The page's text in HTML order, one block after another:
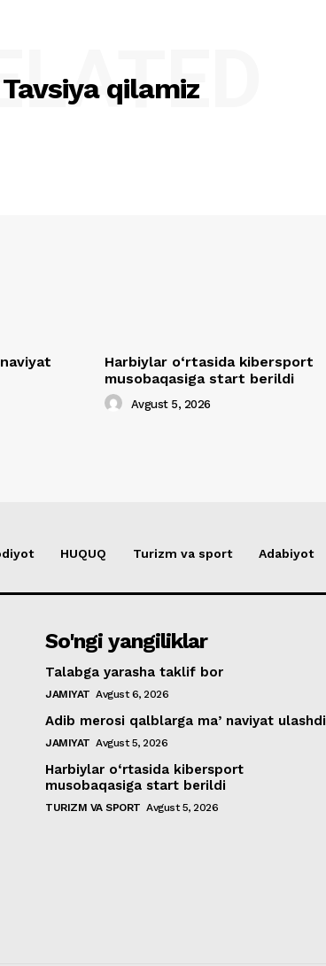
Tavsiya qilamiz
Harbiylar o‘rtasida kibersport
musobaqasiga start berildi
Avgust 5, 2026
HUQUQ Turizm va sport Adabiyot
So'ngi yangiliklar
Talabga yarasha taklif bor
JAMIYAT Avgust 6, 2026
Adib merosi qalblarga maʼnaviyat ulashdi
JAMIYAT Avgust 5, 2026
Harbiylar o‘rtasida kibersport
musobaqasiga start berildi
TURIZM VA SPORT Avgust 5, 2026